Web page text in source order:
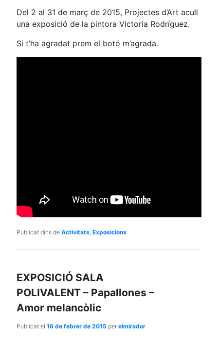
Del 2 al 31 de març de 2015, Projectes d’Art acull
una exposició de la pintora Victoria Rodríguez.
Si t’ha agradat prem el botó m’agrada.
Publicat dins de Activitats,Exposicions
EXPOSICIÓ SALA
POLIVALENT – Papallones –
Amor melancòlic
Publicat el16 de febrer de 2015 perelmirador